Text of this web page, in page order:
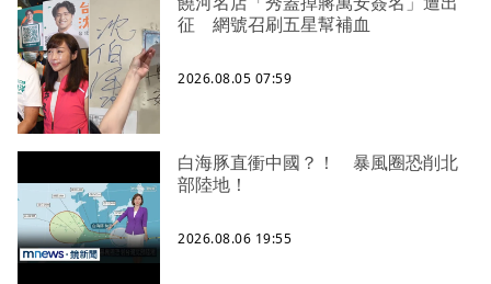
征 網號召刷五星幫補血
2026.08.05 07:59
白海豚直衝中國？！ 暴風圈恐削北
部陸地！
2026.08.06 19:55